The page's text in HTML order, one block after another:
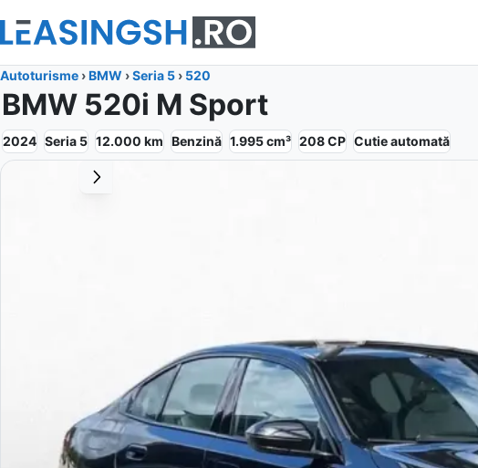
Autoturisme ›BMW ›Seria 5 › 520
BMW 520i M Sport
2024 Seria 5 12.000 km Benzină 1.995cm³ 208CP Cutieautomată